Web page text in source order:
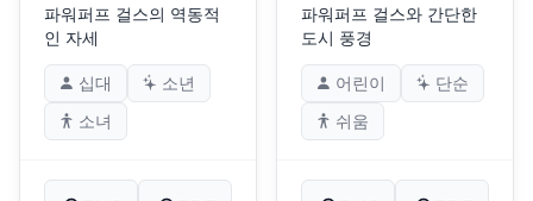
파워퍼프 걸스의 역동적
인 자세
십대
소년
소녀
파워퍼프 걸스와 간단한
도시 풍경
어린이
단순
쉬움